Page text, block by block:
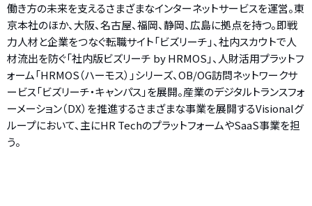
働き方の未来を支えるさまざまなインターネットサービスを運営。東
京本社のほか、大阪、名古屋、福岡、静岡、広島に拠点を持つ。即戦
力人材と企業をつなぐ転職サイト「ビズリーチ」、社内スカウトで人
材流出を防ぐ「社内版ビズリーチ by HRMOS」、人財活用プラットフ
ォーム「HRMOS（ハーモス）」シリーズ、OB/OG訪問ネットワークサ
ービス「ビズリーチ・キャンパス」を展開。産業のデジタルトランスフォ
ーメーション（DX）を推進するさまざまな事業を展開するVisionalグ
ループにおいて、主にHR TechのプラットフォームやSaaS事業を担
う。